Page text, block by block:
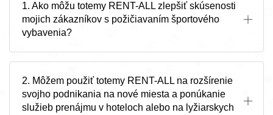
1. Ako môžu totemy RENT-ALL zlepšiť skúsenosti
mojich zákazníkov s požičiavaním športového
vybavenia?
2. Môžem použiť totemy RENT-ALL na rozšírenie
svojho podnikania na nové miesta a ponúkanie
služieb prenájmu v hoteloch alebo na lyžiarskych